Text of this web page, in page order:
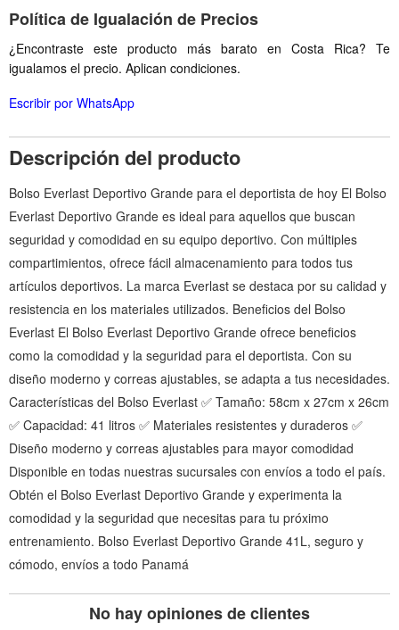
Política de Igualación de Precios
¿Encontraste este producto más barato en Costa Rica? Te
igualamos el precio. Aplican condiciones.
Escribir por WhatsApp
Descripción del producto
Bolso Everlast Deportivo Grande para el deportista de hoy El Bolso
Everlast Deportivo Grande es ideal para aquellos que buscan
seguridad y comodidad en su equipo deportivo. Con múltiples
compartimientos, ofrece fácil almacenamiento para todos tus
artículos deportivos. La marca Everlast se destaca por su calidad y
resistencia en los materiales utilizados. Beneficios del Bolso
Everlast El Bolso Everlast Deportivo Grande ofrece beneficios
como la comodidad y la seguridad para el deportista. Con su
diseño moderno y correas ajustables, se adapta a tus necesidades.
Características del Bolso Everlast ✅ Tamaño: 58cm x 27cm x 26cm
✅ Capacidad: 41 litros ✅ Materiales resistentes y duraderos ✅
Diseño moderno y correas ajustables para mayor comodidad
Disponible en todas nuestras sucursales con envíos a todo el país.
Obtén el Bolso Everlast Deportivo Grande y experimenta la
comodidad y la seguridad que necesitas para tu próximo
entrenamiento. Bolso Everlast Deportivo Grande 41L, seguro y
cómodo, envíos a todo Panamá
No hay opiniones de clientes